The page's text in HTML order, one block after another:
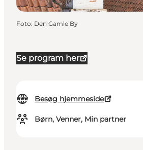
Se program her
Besøg hjemmeside
Børn, Venner, Min partner
Foto: Den Gamle By